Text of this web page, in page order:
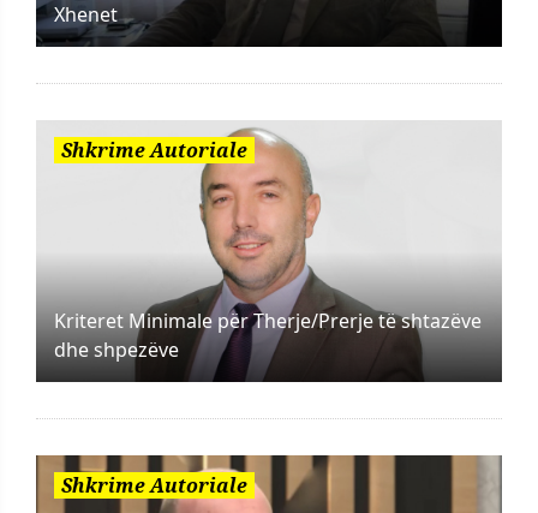
Xhenet
Shkrime Autoriale
Kriteret Minimale për Therje/Prerje të shtazëve
dhe shpezëve
Shkrime Autoriale